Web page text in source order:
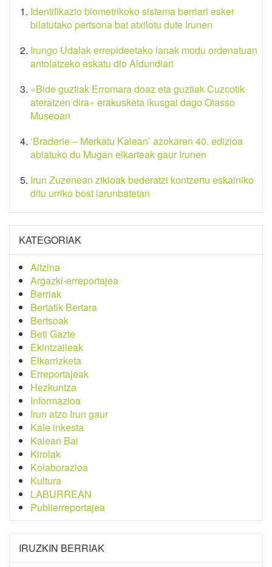
Identifikazio biometrikoko sistema berriari esker
bilatutako pertsona bat atxilotu dute Irunen
Irungo Udalak errepideetako lanak modu ordenatuan
antolatzeko eskatu dio Aldundiari
«Bide guztiak Erromara doaz eta guztiak Cuzcotik
ateratzen dira» erakusketa ikusgai dago Oiasso
Museoan
‘Braderie – Merkatu Kalean’ azokaren 40. edizioa
abiatuko du Mugan elkarteak gaur Irunen
Irun Zuzenean zikloak bederatzi kontzertu eskainiko
ditu urriko bost larunbatetan
KATEGORIAK
Aitzina
Argazki-erreportajea
Berriak
Bertatik Bertara
Bertsoak
Beti Gazte
Ekintzaileak
Elkarrizketa
Erreportajeak
Hezkuntza
Informazioa
Irun atzo Irun gaur
Kale inkesta
Kalean Bai
Kirolak
Kolaborazioa
Kultura
LABURREAN
Publierreportajea
IRUZKIN BERRIAK